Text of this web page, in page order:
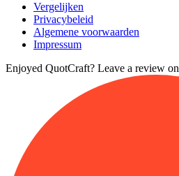
Vergelijken
Privacybeleid
Algemene voorwaarden
Impressum
Enjoyed QuotCraft? Leave a review on